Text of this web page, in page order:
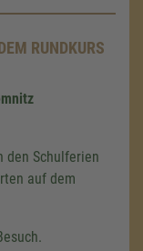
RUNDKURS
den Schulferien
auf dem